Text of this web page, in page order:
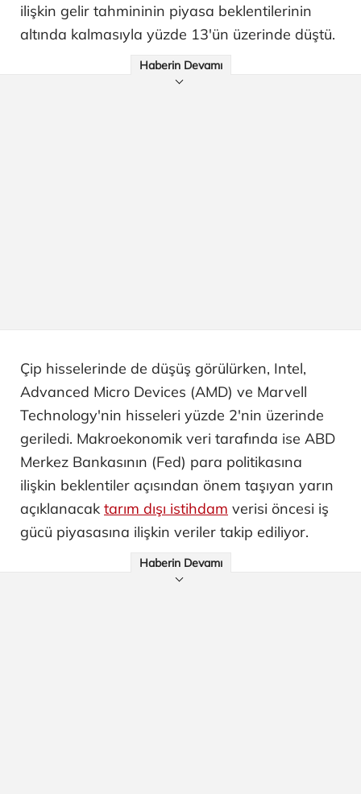
ilişkin gelir tahmininin piyasa beklentilerinin
altında kalmasıyla yüzde 13'ün üzerinde düştü.
Haberin Devamı
Çip hisselerinde de düşüş görülürken, Intel,
Advanced Micro Devices (AMD) ve Marvell
Technology'nin hisseleri yüzde 2'nin üzerinde
geriledi. Makroekonomik veri tarafında ise ABD
Merkez Bankasının (Fed) para politikasına
ilişkin beklentiler açısından önem taşıyan yarın
açıklanacak tarım dışı istihdam verisi öncesi iş
gücü piyasasına ilişkin veriler takip ediliyor.
Haberin Devamı